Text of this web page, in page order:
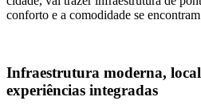
conforto e a comodidade se
Infraestrutura moderna,
experiências integradas